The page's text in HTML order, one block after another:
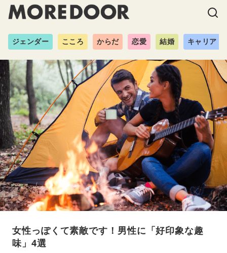
ジェンダー こころ からだ 恋愛 結婚 キャリア
女性っぽくて素敵です！男性に「好印象な趣
味」4選